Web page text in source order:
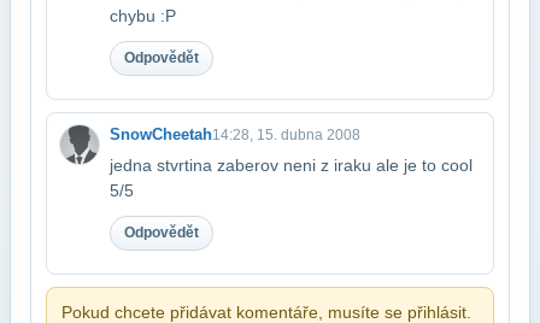
chybu :P
Odpovědět
SnowCheetah14:28, 15. dubna 2008
jedna stvrtina zaberov neni z iraku ale je to cool
5/5
Odpovědět
Pokud chcete přidávat komentáře, musíte se přihlásit.